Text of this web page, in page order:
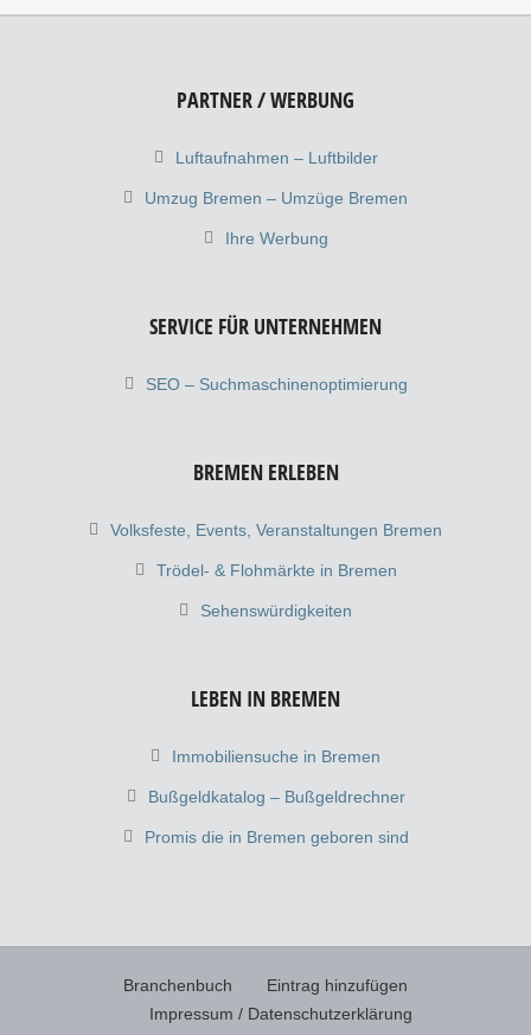
PARTNER / WERBUNG
Luftaufnahmen – Luftbilder
Umzug Bremen – Umzüge Bremen
Ihre Werbung
SERVICE FÜR UNTERNEHMEN
SEO – Suchmaschinenoptimierung
BREMEN ERLEBEN
Volksfeste, Events, Veranstaltungen Bremen
Trödel- & Flohmärkte in Bremen
Sehenswürdigkeiten
LEBEN IN BREMEN
Immobiliensuche in Bremen
Bußgeldkatalog – Bußgeldrechner
Promis die in Bremen geboren sind
Branchenbuch
Eintrag hinzufügen
Impressum / Datenschutzerklärung